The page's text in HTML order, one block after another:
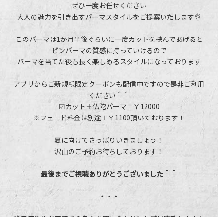
ぜひ一度お任せください
大人の魅力を引き出すパーマスタイルをご提案いたします👌
このパーマは1か月半後ぐらいに一度カットを挟んであげると
ピンパーマの質感に持っていけるので
パーマを当てた後も長く楽しめるスタイルになっております
アプリからご新規様限定クーポンも配信中ですので是非ご利用
ください＾＾
☑カット＋仏陀パーマ ￥12000
※フェード料金は別途＋￥1100頂いております！
夏に向けてさっぱりいきましょう！
沢山のご予約お待ちしております！
最後までご視聴ありがとうございました＾＾
・・・